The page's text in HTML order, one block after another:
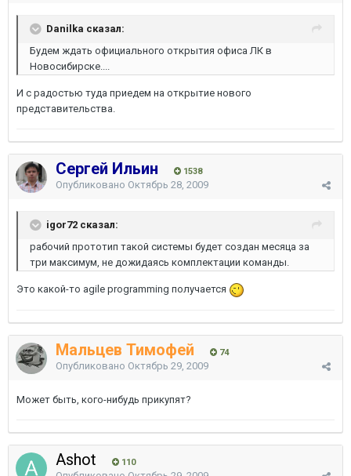
Danilka сказал:
Будем ждать официального открытия офиса ЛК в
Новосибирске....
И с радостью туда приедем на открытие нового
представительства.
Сергей Ильин 1538
Опубликовано Октябрь 28, 2009
igor72 сказал:
рабочий прототип такой системы будет создан месяца за
три максимум, не дожидаясь комплектации команды.
Это какой-то agile programming получается
Мальцев Тимофей 74
Опубликовано Октябрь 29, 2009
Может быть, кого-нибудь прикупят?
Ashot 110